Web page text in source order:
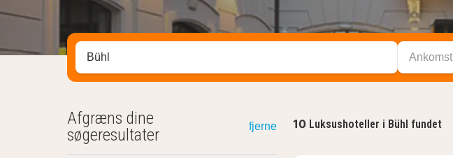
Søg efter destination ... Ankomst
10 Luksushoteller i Bühl fundet
Afgræns dine
søgeresultater
fjerne